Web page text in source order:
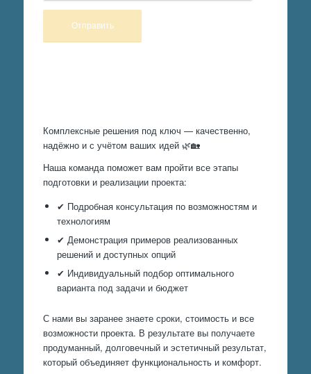
Комплексные решения под ключ — качественно,
надёжно и с учётом ваших идей 🌿🏡
Наша команда поможет вам пройти все этапы
подготовки и реализации проекта:
✔ Подробная консультация по возможностям и
технологиям
✔ Демонстрация примеров реализованных
решений и доступных опций
✔ Индивидуальный подбор оптимального
варианта под задачи и бюджет
С нами вы заранее знаете сроки, стоимость и все
возможности проекта. В результате вы получаете
продуманный, долговечный и эстетичный результат,
который объединяет функциональность и комфорт.